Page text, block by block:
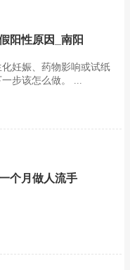
阳性原因_南阳
妊娠、药物影响或试纸
步该怎么做。 ...
个月做人流手